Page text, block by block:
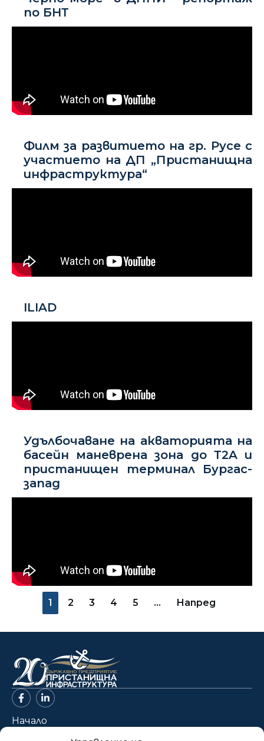
по БНТ
Филм за развитието на гр. Русе с
участието на ДП „Пристанищна
инфраструктура“
ILIAD
Удълбочаване на акваторията на
басейн маневрена зона до Т2A и
пристанищен терминал Бургас-
запад
1 2 3 4 5 … Напред
Начало